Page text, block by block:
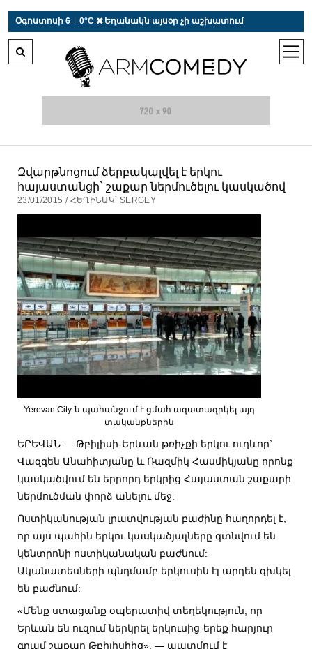
Օգոստոսի 6 0°C  Եղանակն այսօր չի աշխատում
open
Զվարթնոցում ձերբակալվել է երկու
հայաստանցի` շաքար ներմուծելու կասկածով
23/01/2015 / ՀԵՂԻՆԱԿ՝ SERGEY
Yerevan City-ն պահանջում է ցմահ ազատազրկել այդ
տականքներին
ԵՐԵՎԱՆ — Թբիլիսի-Երևան թռիչքի երկու ուղևոր`
Վազգեն Անահիտյանը և Ռազմիկ Հասմիկյանը որոնք
կասկածվում են երրորդ երկրից Հայաստան շաքարի
ներմուծման փորձ անելու մեջ:
Ոստիկանության լրատվության բաժինը հաղորդել է,
որ այս պահին երկու կասկածյալները գտնվում են
կենտրոնի ոստիկանական բաժնում:
Ականատեսների պնդմամբ երկուսին էլ արդեն զխկել
են բաժնում:
«Մենք ստացանք օպերատիվ տեղեկություն, որ
Երևան են ուզում ներկրել երկուսից-երեք հարյուր
գրամ շաքար Թբիլիսիից», — պատմում է